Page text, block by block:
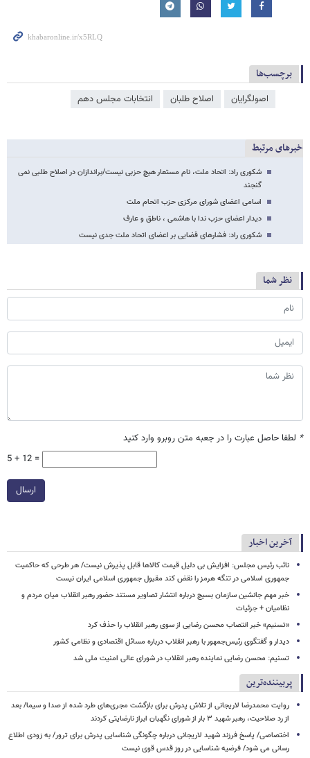
برچسب‌ها
اصولگرایان اصلاح طلبان انتخابات مجلس دهم
خبرهای مرتبط
شکوری راد: اتحاد ملت، نام مستعار هیچ حزبی نیست/براندازان در اصلاح طلبی نمی
گنجند
اسامی اعضای شورای مرکزی حزب اتحام ملت
دیدار اعضای حزب ندا با هاشمی ، ناطق و عارف
شکوری راد: فشارهای قضایی بر اعضای اتحاد ملت جدی نیست
نظر شما
* لطفا حاصل عبارت را در جعبه متن روبرو وارد کنید
5 + 12 =
ارسال
آخرین اخبار
نائب رئیس مجلس: افزایش بی دلیل قیمت کالاها قابل پذیرش نیست/ هر طرحی که حاکمیت
جمهوری اسلامی در تنگه هرمز را نقض کند مقبول جمهوری اسلامی ایران نیست
خبر مهم جانشین سازمان بسیج درباره انتشار تصاویر مستند حضور رهبر انقلاب میان مردم و
نظامیان + جزئیات
«تسنیم» خبر انتصاب محسن رضایی از سوی رهبر انقلاب را حذف کرد
دیدار و گفتگوی رئیس‌جمهور با رهبر انقلاب درباره مسائل اقتصادی و نظامی کشور
تسنیم: محسن رضایی نماینده رهبر انقلاب در شورای عالی امنیت ملی شد
پربیننده‌ترین
روایت محمدرضا لاریجانی از تلاش پدرش برای بازگشت مجری‌های طرد شده از صدا و سیما/ بعد
از رد صلاحیت، رهبر شهید ۳ بار از شورای نگهبان ابراز نارضایتی کردند
اختصاصی/ پاسخ فرزند شهید لاریجانی درباره چگونگی شناسایی پدرش برای ترور/ به زودی اطلاع
رسانی می شود/ فرضیه شناسایی در روز قدس قوی نیست